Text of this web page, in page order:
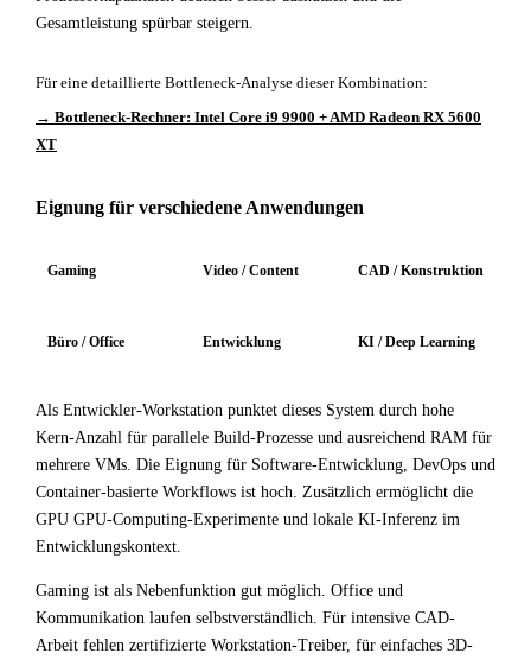
Gesamtleistung spürbar steigern.
Für eine detaillierte Bottleneck-Analyse dieser Kombination:
→ Bottleneck-Rechner: Intel Core i9 9900 + AMD Radeon RX 5600
XT
Eignung für verschiedene Anwendungen
Gaming Video / Content CAD / Konstruktion
Büro / Office Entwicklung KI / Deep Learning
Als Entwickler-Workstation punktet dieses System durch hohe
Kern-Anzahl für parallele Build-Prozesse und ausreichend RAM für
mehrere VMs. Die Eignung für Software-Entwicklung, DevOps und
Container-basierte Workflows ist hoch. Zusätzlich ermöglicht die
GPU GPU-Computing-Experimente und lokale KI-Inferenz im
Entwicklungskontext.
Gaming ist als Nebenfunktion gut möglich. Office und
Kommunikation laufen selbstverständlich. Für intensive CAD-
Arbeit fehlen zertifizierte Workstation-Treiber, für einfaches 3D-